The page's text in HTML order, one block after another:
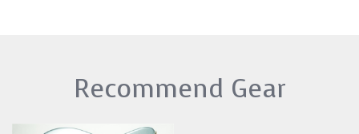
Recommend Gear